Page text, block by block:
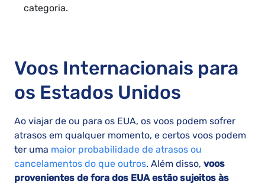
categoria.
Voos Internacionais para
os Estados Unidos
Ao viajar de ou para os EUA, os voos podem sofrer
atrasos em qualquer momento, e certos voos podem
ter uma maior probabilidade de atrasos ou
cancelamentos do que outros. Além disso, voos
provenientes de fora dos EUA estão sujeitos às